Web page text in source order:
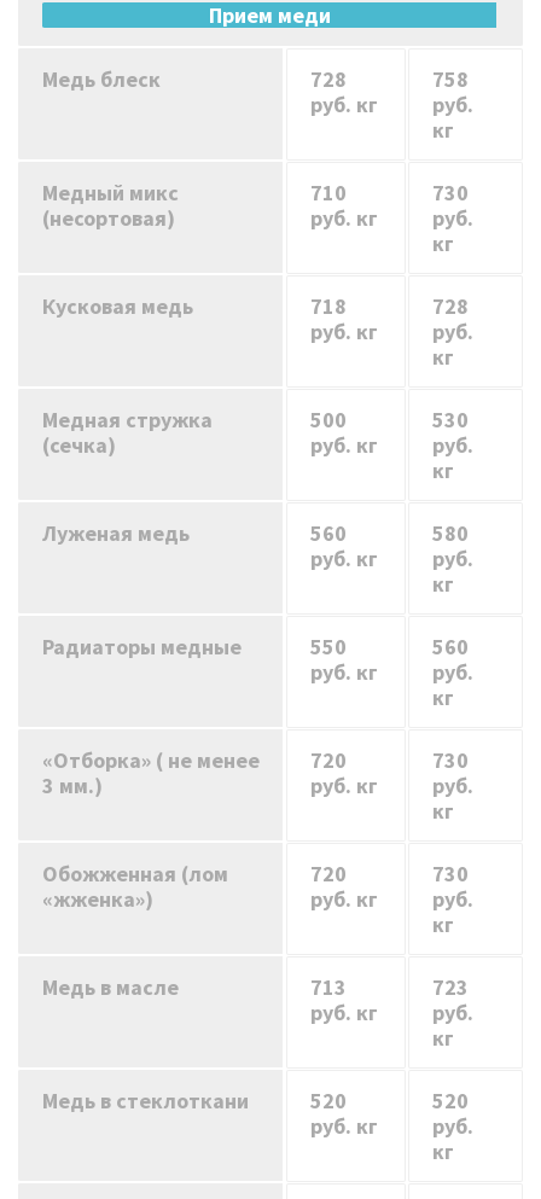
Прием меди
Медь блеск
728
руб. кг
758
руб.
кг
Медный микс
(несортовая)
710
руб. кг
730
руб.
кг
Кусковая медь
718
руб. кг
728
руб.
кг
Медная стружка
(сечка)
500
руб. кг
530
руб.
кг
Луженая медь
560
руб. кг
580
руб.
кг
Радиаторы медные
550
руб. кг
560
руб.
кг
«Отборка» ( не менее
3 мм.)
720
руб. кг
730
руб.
кг
Обожженная (лом
«жженка»)
720
руб. кг
730
руб.
кг
Медь в масле
713
руб. кг
723
руб.
кг
Медь в стеклоткани
520
руб. кг
520
руб.
кг